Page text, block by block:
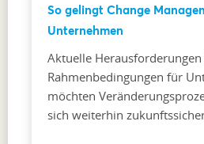
So gelingt Change
Unternehmen
Aktuelle
Rahmenbedingungen für
möchten
sich weiterhin